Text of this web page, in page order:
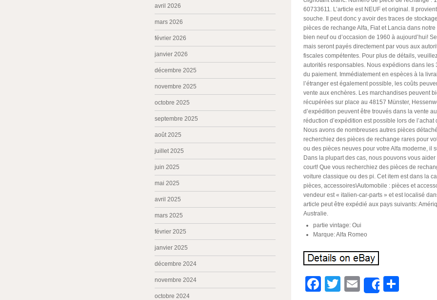
60733611. L’article est NEUF et original. Il
souche. Il peut donc y avoir des traces de
pièces de rechange Alfa, Fiat et Lancia dans
bien neuf ou d’occasion de 1960 à aujourd’hui!
mais seront payés directement par vous aux
fiscales compétentes. Pour plus de détails,
autorités responsables. Nous expédions dans les
du paiement. Immédiatement en espèces à la
l’étranger est également possible, les coûts
vente aux enchères. Les marchandises peuvent
récupérées sur place au 48157 Münster,
d’expédition peuvent être trouvés dans la vente
réduction d’expédition est possible lors de
Nous avons de nombreuses autres pièces
recherchiez des pièces de rechange rares pour
ou des pièces neuves pour votre Alfa moderne, il
Dans la plupart des cas, nous pouvons vous
court! Que vous recherchiez des pièces de
voiture classique ou des pi. Cet item est dans la
pièces, accessoires\Automobile : pièces et
vendeur est « italien-car-parts » et est localisé
article peut être expédié aux pays suivants:
Australie.
partie vintage: Oui
Marque: Alfa Romeo
Facebook
TwitterEmailShare
avril 2026
mars 2026
février 2026
janvier 2026
décembre 2025
novembre 2025
octobre 2025
septembre 2025
août 2025
juillet 2025
juin 2025
mai 2025
avril 2025
mars 2025
février 2025
janvier 2025
décembre 2024
novembre 2024
octobre 2024